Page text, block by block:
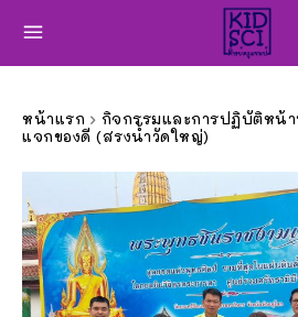
หน้าแรก กิจกรรมและการปฏิบัติหน้
แจกของดี (สรงน้ำวัดใหญ่)